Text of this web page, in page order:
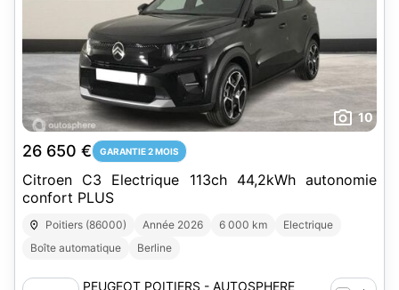
10
26 650 € GARANTIE 2 MOIS
Citroen C3 Electrique 113ch 44,2kWh autonomie
confort PLUS
Poitiers (86000) Année 2026 6 000 km
Electrique
Boîte automatique
Berline
PEUGEOT POITIERS - AUTOSPHERE